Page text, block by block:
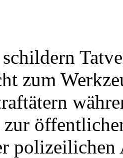
zum
polizeilichen